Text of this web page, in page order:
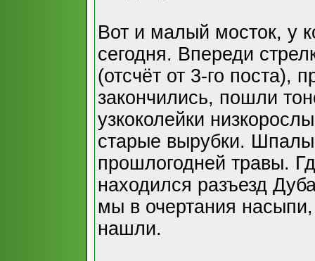
Вот и малый мосток, у
сегодня. Впереди
(отсчёт от 3-го поста),
закончились, пошли
узкоколейки
старые вырубки.
прошлогодней травы.
находился разъезд
мы в очертания
нашли.